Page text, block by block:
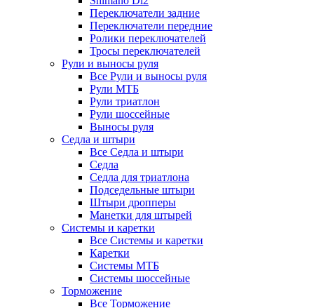
Переключатели задние
Переключатели передние
Ролики переключателей
Тросы переключателей
Рули и выносы руля
Все Рули и выносы руля
Рули МТБ
Рули триатлон
Рули шоссейные
Выносы руля
Седла и штыри
Все Седла и штыри
Седла
Седла для триатлона
Подседельные штыри
Штыри дропперы
Манетки для штырей
Системы и каретки
Все Системы и каретки
Каретки
Системы МТБ
Системы шоссейные
Торможение
Все Торможение